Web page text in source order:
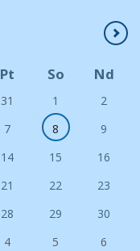
Pt So Nd
31 1
2
7 8
9
14 15
16
21 22
23
28 29
30
4 5 6